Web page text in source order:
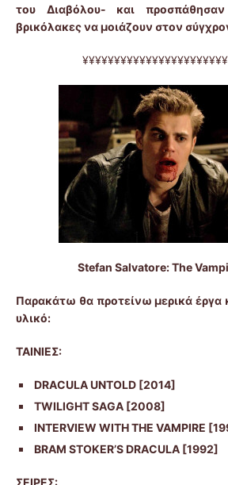
του Διαβόλου- και
βρικόλακες να μοιάζουν στον
Stefan Salvatore:The
Παρακάτω θα προτείνω μερικά έργα
υλικό:
ΤΑΙΝΙΕΣ:
DRACULA UNTOLD [2014]
TWILIGHT SAGA [2008]
INTERVIEW WITH THE VAMPIRE
BRAM STOKER’S DRACULA [1992]
ΣΕΙΡΕΣ: